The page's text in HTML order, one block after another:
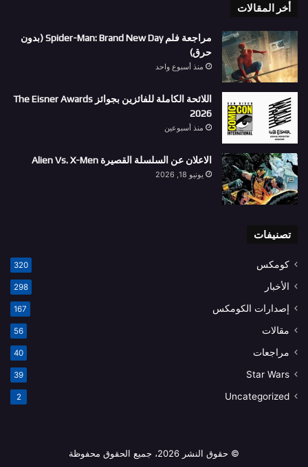
أخر المقالات
مراجعة فلم Spider-Man: Brand New Day (بدون
حرق)
منذ أسبوع واحد
اللائحة الكاملة للفائزين بجوائز The Eisner Awards
2026
منذ أسبوعين
الاعلان عن السلسلة القصيرة Alien Vs. X-Men
يونيو 18, 2026
تصنيفات
كومكس 320
الأخبار 298
إصدارات الكومكس 167
مقالات 56
مراجعات 40
Star Wars
39
Uncategorized
2
© حقوق النشر 2026، جميع الحقوق محفوظة